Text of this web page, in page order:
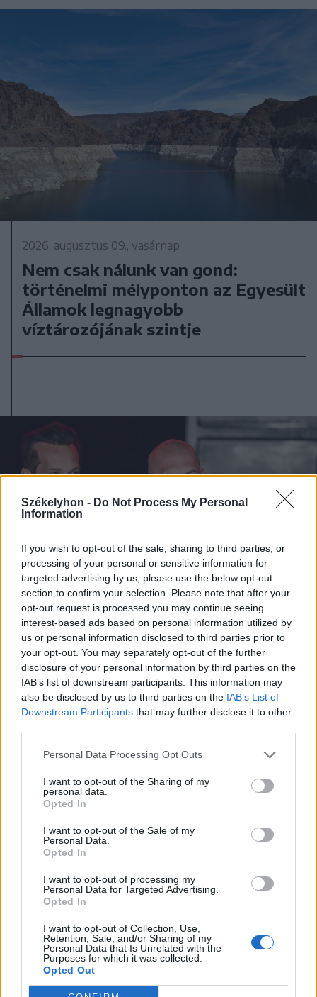
Székelyhon - Do Not Process My Personal
Information
If you wish to opt-out of the sale, sharing to third parties, or
processing of your personal or sensitive information for
targeted advertising by us, please use the below opt-out
section to confirm your selection. Please note that after your
opt-out request is processed you may continue seeing
interest-based ads based on personal information utilized by
us or personal information disclosed to third parties prior to
your opt-out. You may separately opt-out of the further
disclosure of your personal information by third parties on the
IAB’s list of downstream participants. This information may
also be disclosed by us to third parties on the IAB’s List of
Downstream Participants that may further disclose it to other
Personal Data Processing Opt Outs
I want to opt-out of the Sharing of my
personal data.
Opted In
I want to opt-out of the Sale of my
Personal Data.
Opted In
I want to opt-out of processing my
Personal Data for Targeted Advertising.
Opted In
I want to opt-out of Collection, Use,
Retention, Sale, and/or Sharing of my
Personal Data that Is Unrelated with the
Purposes for which it was collected.
Opted Out
2026. augusztus 09., vasárnap
Nem csak nálunk van gond:
történelmi mélyponton az Egyesült
Államok legnagyobb
víztározójának szintje
2026. augusztus 08., szombat
A Tate-testvérek szabadlábra
helyezését kérik ügyvédeik